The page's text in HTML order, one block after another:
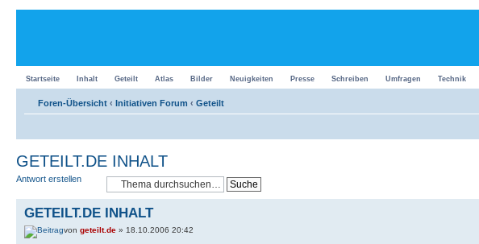
Startseite Inhalt Geteilt Atlas Bilder Neuigkeiten Presse Schreiben Umfragen Technik
Foren-Übersicht ‹ Initiativen Forum ‹ Geteilt
GETEILT.DE INHALT
Antwort erstellen
GETEILT.DE INHALT
von geteilt.de » 18.10.2006 20:42